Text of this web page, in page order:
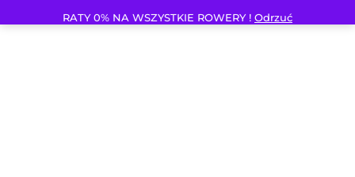
RATY 0% NA WSZYSTKIE ROWERY ! Odrzuć